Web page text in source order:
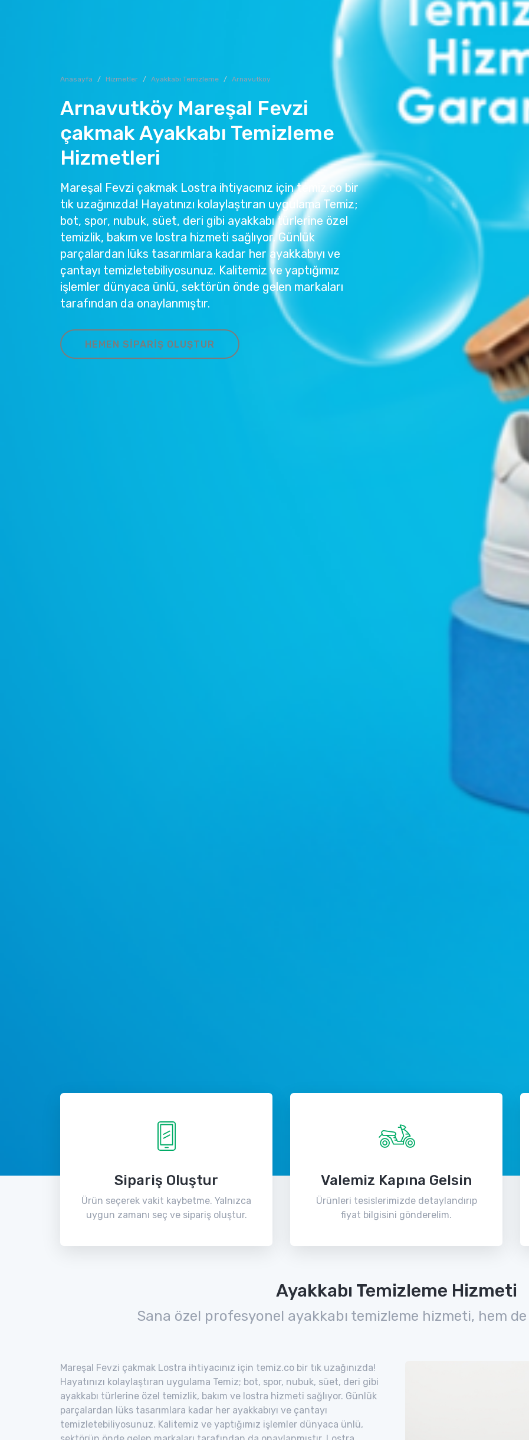
Anasayfa Hizmetler Ayakkabı Temizleme Arnavutköy
Arnavutköy Mareşal Fevzi
çakmak Ayakkabı Temizleme
Hizmetleri
Mareşal Fevzi çakmak Lostra ihtiyacınız için temiz.co bir
tık uzağınızda! Hayatınızı kolaylaştıran uygulama Temiz;
bot, spor, nubuk, süet, deri gibi ayakkabı türlerine özel
temizlik, bakım ve lostra hizmeti sağlıyor. Günlük
parçalardan lüks tasarımlara kadar her ayakkabıyı ve
çantayı temizletebiliyosunuz. Kalitemiz ve yaptığımız
işlemler dünyaca ünlü, sektörün önde gelen markaları
tarafından da onaylanmıştır.
HEMEN SIPARIŞ OLUŞTUR
Sipariş Oluştur
Ürün seçerek vakit kaybetme. Yalnızca
uygun zamanı seç ve sipariş oluştur.
Valemiz Kapına Gelsin
Ürünleri tesislerimizde detaylandırıp
fiyat bilgisini gönderelim.
Ayakkabı Temizleme Hizmeti
Sana özel profesyonel ayakkabı temizleme hizmeti, hem
Mareşal Fevzi çakmak Lostra ihtiyacınız için temiz.co bir tık uzağınızda!
Hayatınızı kolaylaştıran uygulama Temiz; bot, spor, nubuk, süet, deri gibi
ayakkabı türlerine özel temizlik, bakım ve lostra hizmeti sağlıyor. Günlük
parçalardan lüks tasarımlara kadar her ayakkabıyı ve çantayı
temizletebiliyosunuz. Kalitemiz ve yaptığımız işlemler dünyaca ünlü,